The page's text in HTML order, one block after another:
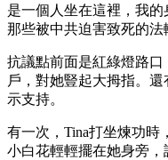
是一個人坐在這裡，我
那些被中共迫害致死的法
抗議點前面是紅綠燈路
戶，對她豎起大拇指。
示支持。
有一次，Tina打坐煉功時
小白花輕輕擺在她身旁